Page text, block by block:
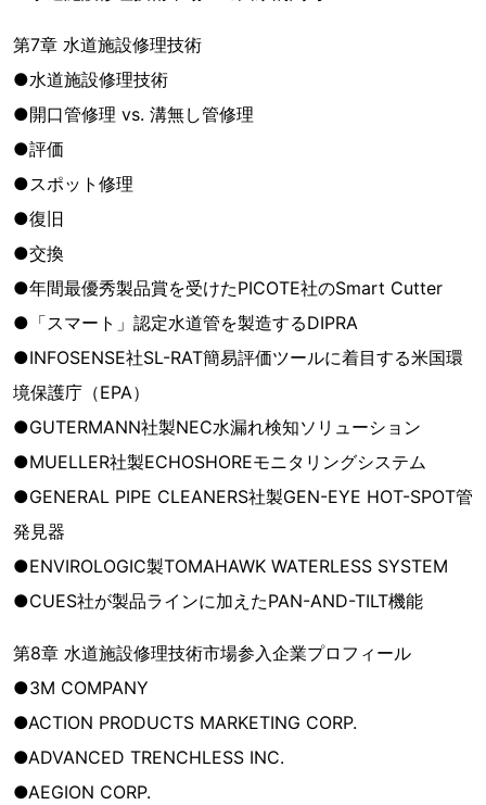
第7章 水道施設修理技術
●水道施設修理技術
●開口管修理 vs. 溝無し管修理
●評価
●スポット修理
●復旧
●交換
●年間最優秀製品賞を受けたPICOTE社のSmart Cutter
●「スマート」認定水道管を製造するDIPRA
●INFOSENSE社SL-RAT簡易評価ツールに着目する米国環
境保護庁（EPA）
●GUTERMANN社製NEC水漏れ検知ソリューション
●MUELLER社製ECHOSHOREモニタリングシステム
●GENERAL PIPE CLEANERS社製GEN-EYE HOT-SPOT管
発見器
●ENVIROLOGIC製TOMAHAWK WATERLESS SYSTEM
●CUES社が製品ラインに加えたPAN-AND-TILT機能
第8章 水道施設修理技術市場参入企業プロフィール
●3M COMPANY
●ACTION PRODUCTS MARKETING CORP.
●ADVANCED TRENCHLESS INC.
●AEGION CORP.